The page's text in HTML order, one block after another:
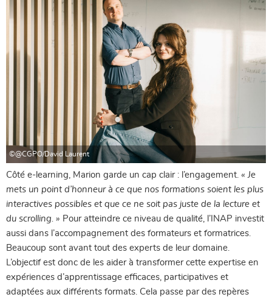
©@CGPO/David Laurent
Côté e-learning, Marion garde un cap clair : l’engagement. « Je
mets un point d’honneur à ce que nos formations soient les plus
interactives possibles et que ce ne soit pas juste de la lecture et
du scrolling. » Pour atteindre ce niveau de qualité, l’INAP investit
aussi dans l’accompagnement des formateurs et formatrices.
Beaucoup sont avant tout des experts de leur domaine.
L’objectif est donc de les aider à transformer cette expertise en
expériences d’apprentissage efficaces, participatives et
adaptées aux différents formats. Cela passe par des repères